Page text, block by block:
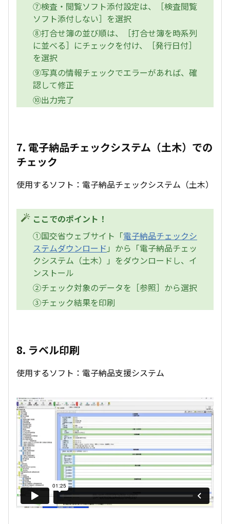
⑦検査・閲覧ソフト添付設定は、［検査閲覧
ソフト添付しない］を選択
⑧打合せ簿の並び順は、［打合せ簿を時系列
に並べる］にチェックを付け、［発行日付］
を選択
⑨写真の情報チェックでエラーがあれば、確
認して修正
⑩出力完了
7. 電子納品チェックシステム（土木）での
チェック
使用するソフト：電子納品チェックシステム（土木）
ここでのポイント！
①国交省ウェブサイト「電子納品チェックシ
ステムダウンロード 」から「電子納品チェッ
クシステム（土木）」をダウンロードし、イ
ンストール
②チェック対象のデータを［参照］から選択
③チェック結果を印刷
8. ラベル印刷
使用するソフト：電子納品支援システム